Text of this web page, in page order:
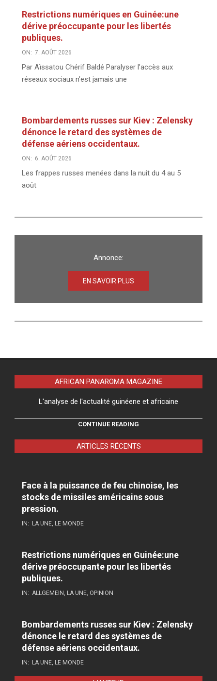
Restrictions numériques en Guinée:une
dérive préoccupante pour les libertés
publiques.
ON: 7. AOÛT 2026
Par Aïssatou Chérif Baldé Paralyser l’accès aux
réseaux sociaux n’est jamais une
Bombardements russes sur Kiev : Zelensky
dénonce le retard des systèmes de
défense aériens occidentaux.
ON: 6. AOÛT 2026
Les frappes russes menées dans la nuit du 4 au 5
août
Annonce:
EN SAVOIR PLUS
AFRICAN PANAROMA MAGAZINE
L'analyse de l'actualité guinéene et africaine
CONTINUE READING
ARTICLES RÉCENTS
Face à la puissance de feu chinoise, les
stocks de missiles américains sous
pression.
IN: LA UNE, LE MONDE
Restrictions numériques en Guinée:une
dérive préoccupante pour les libertés
publiques.
IN: ALLGEMEIN, LA UNE, OPINION
Bombardements russes sur Kiev : Zelensky
dénonce le retard des systèmes de
défense aériens occidentaux.
IN: LA UNE, LE MONDE